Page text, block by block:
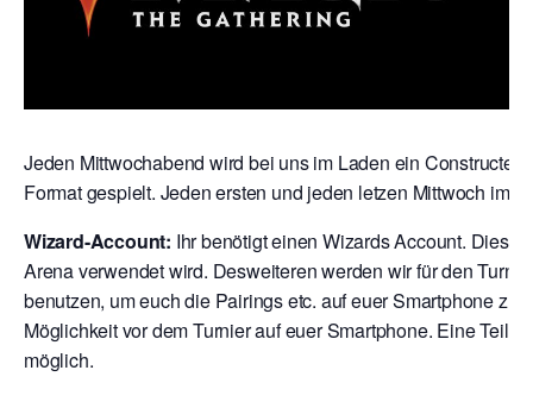
Jeden Mittwochabend wird bei uns im Laden ein
Format gespielt. Jeden ersten und jeden letzen Mittwoch im
Wizard-Account: Ihr benötigt einen Wizards Account. Dies
Arena verwendet wird. Desweiteren werden wir für den
benutzen, um euch die Pairings etc. auf euer Smartphone zu
Möglichkeit vor dem Turnier auf euer Smartphone. Eine
möglich.